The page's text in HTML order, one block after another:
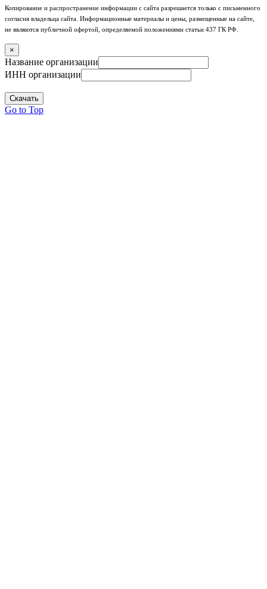
Копирование и распространение информации с сайта разрешается только с письменного
согласия владельца сайта. Информационные материалы и цены, размещенные на сайте,
не являются публичной офертой, определяемой положениями статьи 437 ГК РФ.
×
Название организации
ИНН организации
Скачать
Go to Top